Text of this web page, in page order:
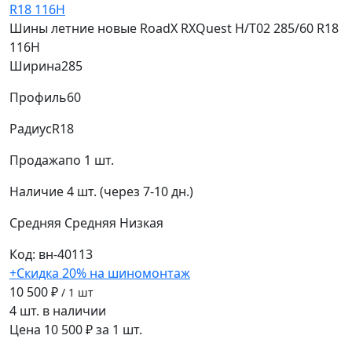
Шины летние новые RoadX RXQuest H/T02 285/60 R18
116H
Ширина285
Профиль60
РадиусR18
Продажапо 1 шт.
Наличие4 шт. (через 7-10 дн.)
Средняя Средняя Низкая
Код: вн-40113
+Скидка 20% на шиномонтаж
10 500 ₽ / 1 шт
4 шт. в наличии
Цена 10 500 ₽ за 1 шт.